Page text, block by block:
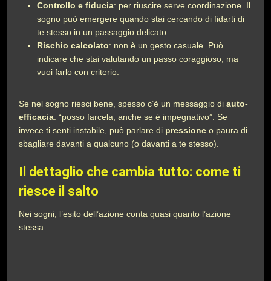
Controllo e fiducia: per riuscire serve coordinazione. Il
sogno può emergere quando stai cercando di fidarti di
te stesso in un passaggio delicato.
Rischio calcolato: non è un gesto casuale. Può
indicare che stai valutando un passo coraggioso, ma
vuoi farlo con criterio.
Se nel sogno riesci bene, spesso c’è un messaggio diauto-
efficacia: “posso farcela, anche se è impegnativo”. Se
invece ti senti instabile, può parlare di pressione o paura di
sbagliare davanti a qualcuno (o davanti a te stesso).
Il dettaglio che cambia tutto: come ti
riesce il salto
Nei sogni, l’esito dell’azione conta quasi quanto l’azione
stessa.